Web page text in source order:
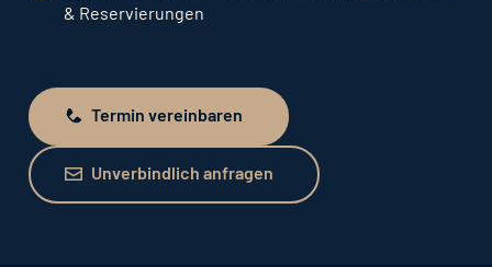
& Reservierungen
Termin vereinbaren
Termin vereinbaren
Unverbindlich anfragen
Unverbindlich anfragen